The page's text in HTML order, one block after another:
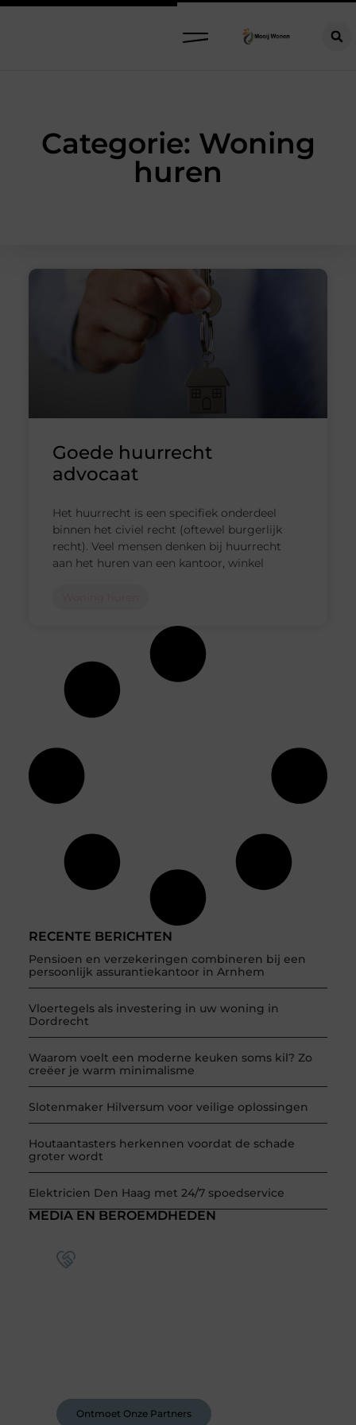
Categorie: Woning
huren
RECENTE BERICHTEN
Pensioen en verzekeringen combineren bij een
persoonlijk assurantiekantoor in Arnhem
Vloertegels als investering in uw woning in
Dordrecht
Waarom voelt een moderne keuken soms kil? Zo
creëer je warm minimalisme
Slotenmaker Hilversum voor veilige oplossingen
Houtaantasters herkennen voordat de schade
groter wordt
Elektricien Den Haag met 24/7 spoedservice
MEDIA EN BEROEMDHEDEN
Ontmoet Onze Partners
Goede huurrecht
advocaat
Het huurrecht is een specifiek onderdeel
binnen het civiel recht (oftewel burgerlijk
recht). Veel mensen denken bij huurrecht
aan het huren van een kantoor, winkel